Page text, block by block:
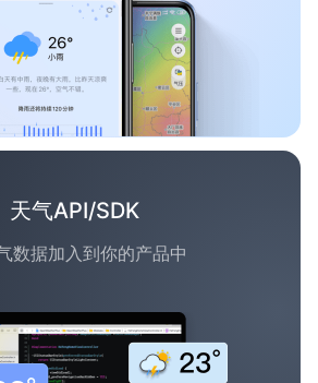
天气API/SDK
数据加入到你的产品中